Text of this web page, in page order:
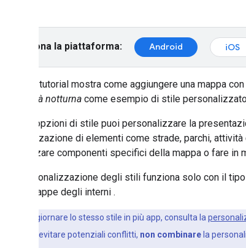
Seleziona la piattaforma: Android iOS
Questo tutorial mostra come aggiungere una mappa
modalità notturna come esempio di stile
Con le opzioni di stile puoi personalizzare la
visualizzazione di elementi come strade, parchi,
enfatizzare componenti specifici della mappa o fare in
La personalizzazione degli stili funziona solo con il
sulle mappe degli interni .
Se vuoi aggiornare lo stesso stile in più app, consulta la
. Per evitare potenziali conflitti, non combinare la